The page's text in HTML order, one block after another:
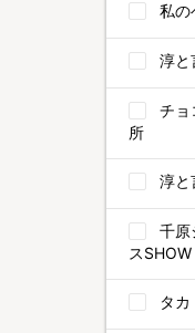
私の
淳と
チョ
所
淳と
千原
スSHOW
タカ